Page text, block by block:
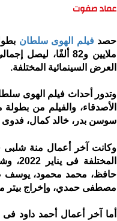
عماد صفوت
حصدفيلم الهوى سلطان
العرض السينمائية المختلفة.
وتدور أحداث فيلم الهوى
الأصدقاء، والفيلم من
سوسن بدر، خالد كمال، فدوى
وكانت آخر أعمال منة
حافظ، محمد محمود، يوسف
مصطفى حمدي، وإخراج بيتر